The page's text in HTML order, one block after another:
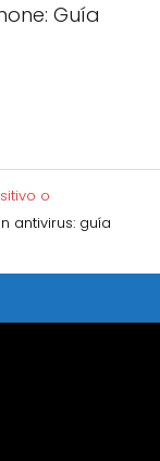
Guía
o
antivirus: guía